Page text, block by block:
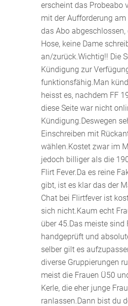
erscheint das Probeabo
mit der Aufforderung
das Abo
Hose, keine Dame
an/zurück.Wichtig!! Die
Kündigung zur
funktionsfähig.Man
heisst es, nachdem FF
diese Seite war nicht
Kündigung.Deswegen
Einschreiben mit
wählen.Kostet zwar im
jedoch billiger als die
Flirt Fever.Da es reine
gibt, ist es klar das der
Chat bei Flirtfever ist
sich nicht.Kaum echt
über 45.Das meiste sind
handgeprüft und
selber gilt es
diverse Gruppierungen
meist die Frauen Ü50
Kerle, die eher junge
ranlassen.Dann bist du